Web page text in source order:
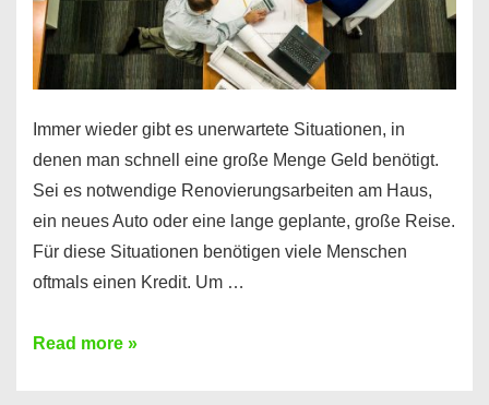
Immer wieder gibt es unerwartete Situationen, in
denen man schnell eine große Menge Geld benötigt.
Sei es notwendige Renovierungsarbeiten am Haus,
ein neues Auto oder eine lange geplante, große Reise.
Für diese Situationen benötigen viele Menschen
oftmals einen Kredit. Um …
Brauchen
Read more »